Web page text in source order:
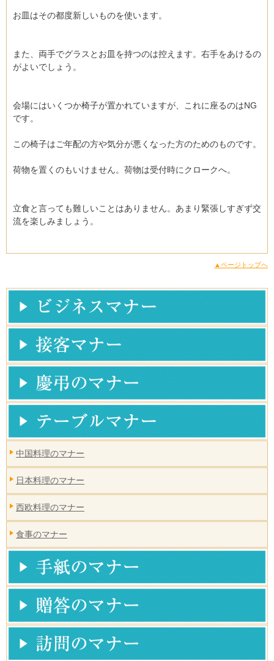
お皿はその都度新しいものを使います。
また、両手でグラスとお皿を持つのは控えます。右手をあけるの
がよいでしょう。
会場にはいくつか椅子が置かれていますが、これに座るのはNG
です。
この椅子はご年配の方や気分が悪くなった方のためのものです。
荷物を置くのもいけません。荷物は受付時にクロークへ。
立食と言っても難しいことはありません。あまり緊張しすぎず交
流を楽しみましょう。
▲ページトップへ
中国料理のマナー
日本料理のマナー
西欧料理のマナー
食事のマナー